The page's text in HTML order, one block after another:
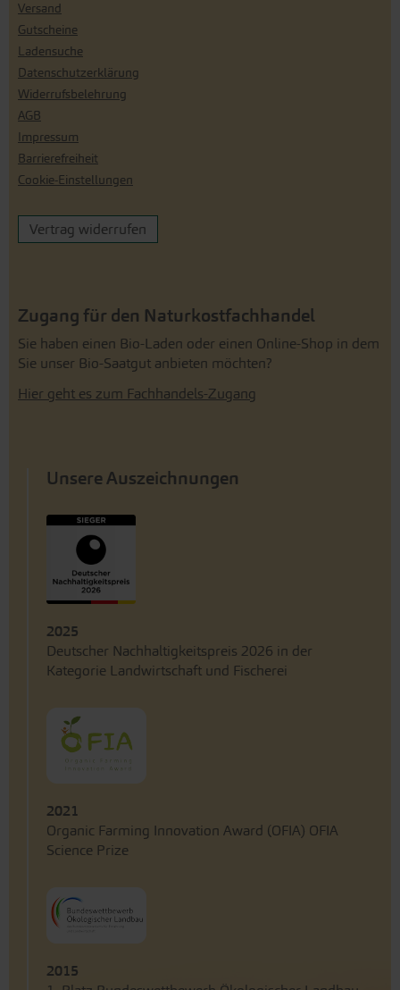
Versand
Gutscheine
Ladensuche
Datenschutzerklärung
Widerrufsbelehrung
AGB
Impressum
Barrierefreiheit
Cookie-Einstellungen
Vertrag widerrufen
Zugang für den Naturkostfachhandel
Sie haben einen Bio-Laden oder einen Online-Shop in dem
Sie unser Bio-Saatgut anbieten möchten?
Hier geht es zum Fachhandels-Zugang
Unsere Auszeichnungen
2025
Deutscher Nachhaltigkeitspreis 2026 in der
Kategorie Landwirtschaft und Fischerei
2021
Organic Farming Innovation Award (OFIA) OFIA
Science Prize
2015